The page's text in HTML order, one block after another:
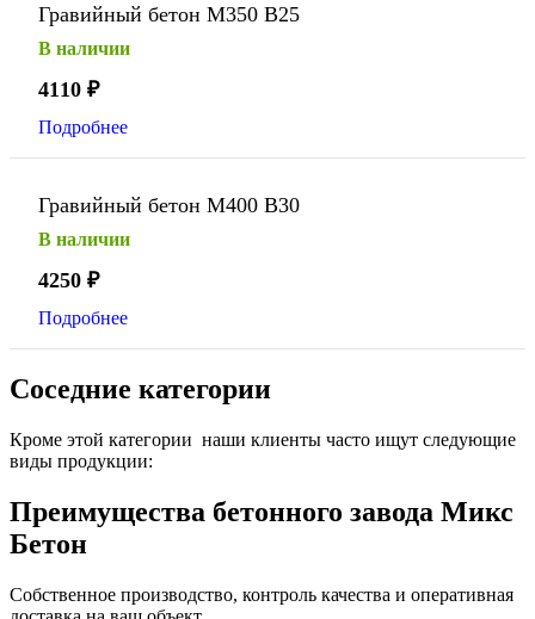
Гравийный бетон М350 В25
В наличии
4110 ₽
Подробнее
Гравийный бетон М400 В30
В наличии
4250 ₽
Подробнее
Соседние категории
Кроме этой категории наши клиенты часто ищут следующие
виды продукции:
Преимущества бетонного завода Микс
Бетон
Собственное производство, контроль качества и оперативная